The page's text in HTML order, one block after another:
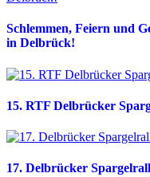
Schlemmen, Feiern und
in Delbrück!
15. RTF Delbrücker
17. Delbrücker